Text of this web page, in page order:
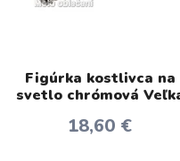
Figúrka kostlivca na
svetlo chrómová
18,60 €